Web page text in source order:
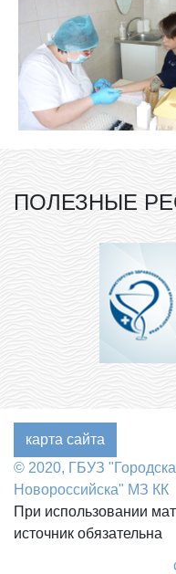
ПОЛЕЗНЫЕ
карта сайта
© 2020, ГБУЗ
Новороссийска" МЗ КК
При использовании
источник обязательна